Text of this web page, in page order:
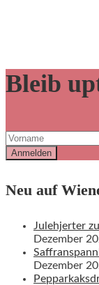
Bleib
Neu auf
Julehjerter
Dezember
Dezember